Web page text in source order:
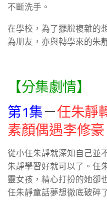
不斷洗手。
在學校，為了擺脫複雜的
為朋友，亦與轉學來的朱
【分集劇情】
第1集－任朱靜
素顏偶遇李修豪
從小任朱靜就深知自己並
朱靜學習好就可以了。任
靈女孩，精心打扮的她卻
任朱靜童話夢想徹底破碎